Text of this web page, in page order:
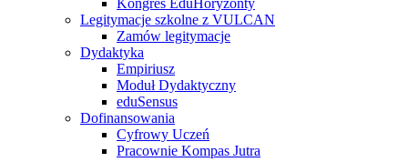
Kongres EduHoryzonty
Legitymacje szkolne z VULCAN
Zamów legitymacje
Dydaktyka
Empiriusz
Moduł Dydaktyczny
eduSensus
Dofinansowania
Cyfrowy Uczeń
Pracownie Kompas Jutra